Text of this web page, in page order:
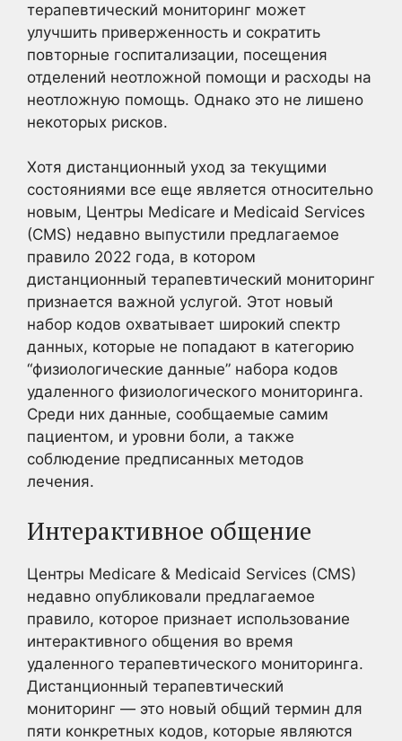
терапевтический мониторинг может
улучшить приверженность и сократить
повторные госпитализации, посещения
отделений неотложной помощи и расходы на
неотложную помощь. Однако это не лишено
некоторых рисков.
Хотя дистанционный уход за текущими
состояниями все еще является относительно
новым, Центры Medicare и Medicaid Services
(CMS) недавно выпустили предлагаемое
правило 2022 года, в котором
дистанционный терапевтический мониторинг
признается важной услугой. Этот новый
набор кодов охватывает широкий спектр
данных, которые не попадают в категорию
“физиологические данные” набора кодов
удаленного физиологического мониторинга.
Среди них данные, сообщаемые самим
пациентом, и уровни боли, а также
соблюдение предписанных методов
лечения.
Интерактивное общение
Центры Medicare & Medicaid Services (CMS)
недавно опубликовали предлагаемое
правило, которое признает использование
интерактивного общения во время
удаленного терапевтического мониторинга.
Дистанционный терапевтический
мониторинг — это новый общий термин для
пяти конкретных кодов, которые являются